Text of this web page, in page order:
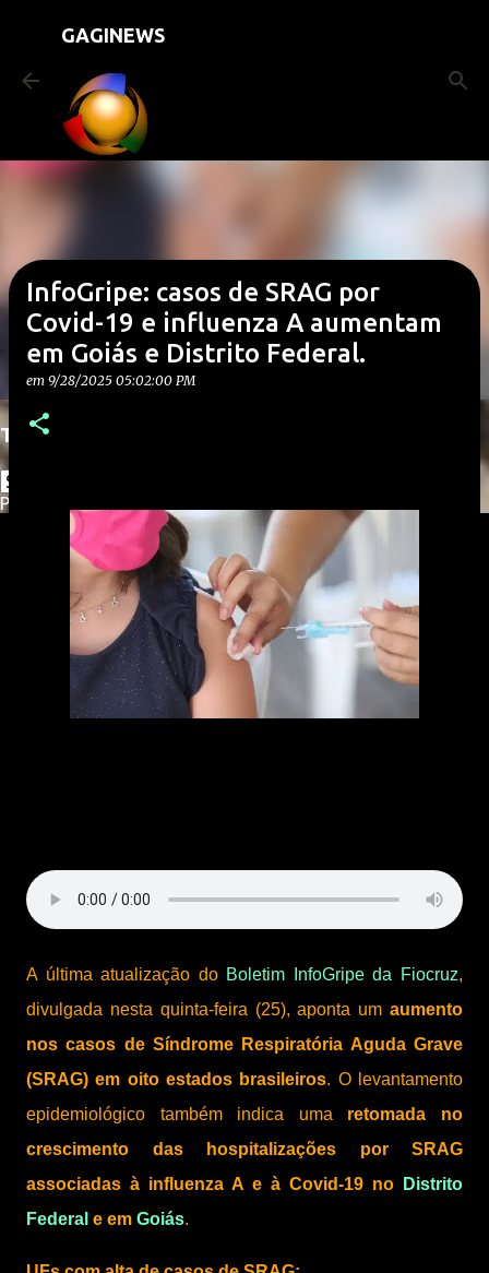
Pular para o conteúdo principal
GAGINEWS
Translate
Powered by
InfoGripe: casos de SRAG por
Covid-19 e influenza A aumentam
em Goiás e Distrito Federal.
em 9/28/2025 05:02:00 PM
A última atualização do Boletim InfoGripe da Fiocruz,
divulgada nesta quinta-feira (25), aponta um aumento
nos casos de Síndrome Respiratória Aguda Grave
(SRAG) em oito estados brasileiros. O levantamento
epidemiológico também indica uma retomada no
crescimento das hospitalizações por SRAG
associadas à influenza A e à Covid-19 no
Distrito
Federal e em Goiás.